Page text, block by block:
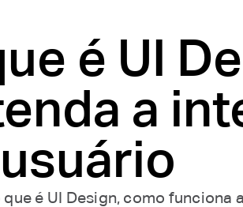
é UI
a
que é UI Design, como funciona